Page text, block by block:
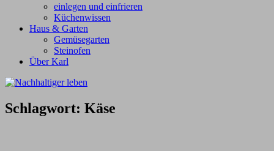
einlegen und einfrieren
Küchenwissen
Haus & Garten
Gemüsegarten
Steinofen
Über Karl
Schlagwort: Käse